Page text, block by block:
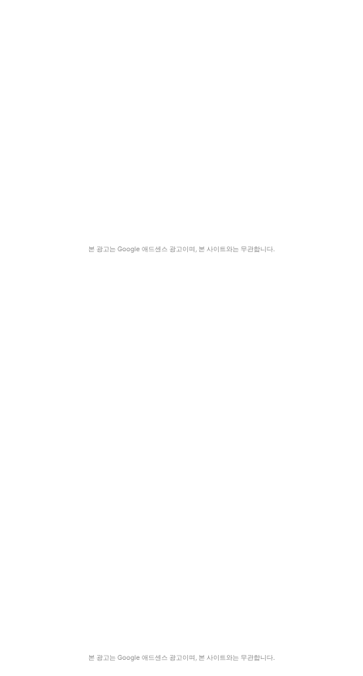
본 광고는 Google 애드센스 광고이며, 본 사이트와는 무관합니다.
본 광고는 Google 애드센스 광고이며, 본 사이트와는 무관합니다.